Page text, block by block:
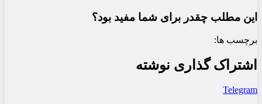
این مطلب چقدر برای شما مفید بود؟
برچسب ها:
اشتراک گذاری نوشته
Telegram